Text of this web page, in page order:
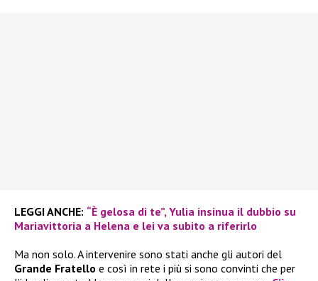
LEGGI ANCHE: “È gelosa di te”, Yulia insinua il dubbio su
Mariavittoria a Helena e lei va subito a riferirlo
Ma non solo. A intervenire sono stati anche gli autori del
Grande Fratello e così in rete i più si sono convinti che per